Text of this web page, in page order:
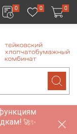
0 0 0
🚀✨